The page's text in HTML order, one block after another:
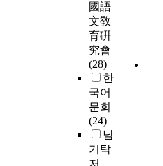
國語
文敎
育硏
究會
(28)
한
국어
문회
(24)
남
기탁